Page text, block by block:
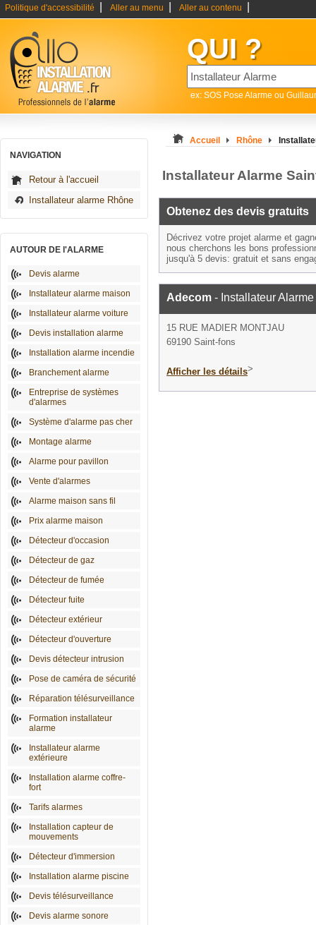
Politique d'accessibilité Aller au menu Aller au contenu
QUI ?
ex: SOS Pose Alarme ou
NAVIGATION
Retour à l'accueil
Installateur alarme Rhône
AUTOUR DE l'ALARME
Devis alarme
Installateur alarme maison
Installateur alarme voiture
Devis installation alarme
Installation alarme incendie
Branchement alarme
Entreprise de systèmes
d'alarmes
Système d'alarme pas cher
Montage alarme
Alarme pour pavillon
Vente d'alarmes
Alarme maison sans fil
Prix alarme maison
Détecteur d'occasion
Détecteur de gaz
Détecteur de fumée
Détecteur fuite
Détecteur extérieur
Détecteur d'ouverture
Devis détecteur intrusion
Pose de caméra de sécurité
Réparation télésurveillance
Formation installateur
alarme
Installateur alarme
extérieure
Installation alarme coffre-
fort
Tarifs alarmes
Installation capteur de
mouvements
Détecteur d'immersion
Installation alarme piscine
Devis télésurveillance
Devis alarme sonore
Accueil Rhône
Installateur Alarme
Obtenez des devis gratuits
Décrivez votre projet alarme et
nous cherchons les bons
jusqu'à 5 devis: gratuit et sans
Adecom - Installateur Alarme
15 RUE MADIER MONTJAU
69190 Saint-fons
Afficher les détails>